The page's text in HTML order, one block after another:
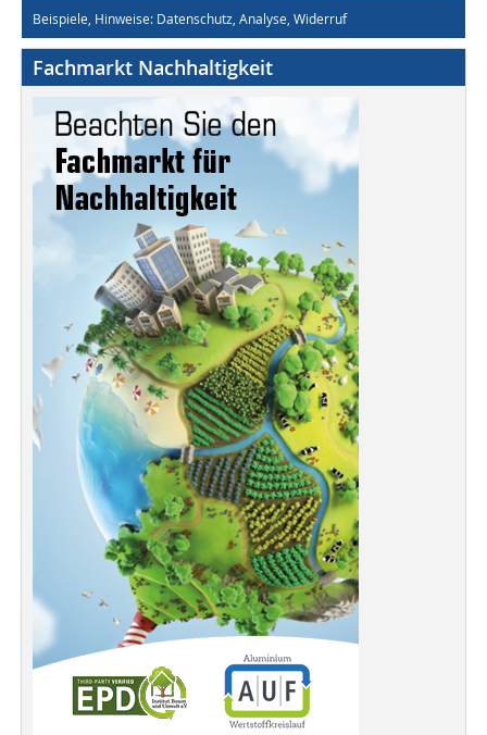
Beispiele, Hinweise: Datenschutz, Analyse, Widerruf
Fachmarkt Nachhaltigkeit